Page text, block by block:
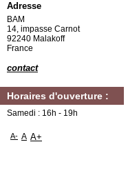
Adresse
BAM
14, impasse Carnot
92240 Malakoff
France
contact
Horaires d'ouverture :
Samedi : 16h - 19h
A- A A+